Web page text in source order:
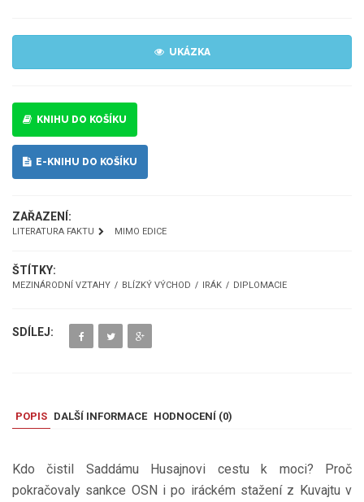
UKÁZKA
KNIHU DO KOŠÍKU
E-KNIHU DO KOŠÍKU
ZAŘAZENÍ:
LITERATURA FAKTU MIMO EDICE
ŠTÍTKY:
MEZINÁRODNÍ VZTAHY BLÍZKÝ VÝCHOD IRÁK DIPLOMACIE
SDÍLEJ:
POPIS DALŠÍ INFORMACE HODNOCENÍ (0)
Kdo čistil Saddámu Husajnovi cestu k moci? Proč
pokračovaly sankce OSN i po iráckém stažení z Kuvajtu v